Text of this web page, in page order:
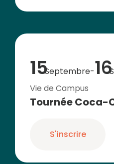
15Septembre-16
Vie de Campus
Tournée Coca-
S'inscrire